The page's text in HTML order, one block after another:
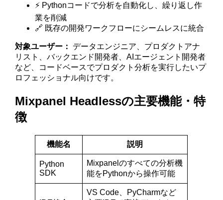
⚡ Pythonコードで分析を自動化し、繰り返し作
業を削減
🔗 既存の開発ワークフローにシームレスに統合
対象ユーザー：
データエンジニア、プロダクトアナ
リスト、バックエンド開発者、AIエージェント開発者
など、コードベースでプロダクト分析を実行したいプ
ロフェッショナル向けです。
Mixpanel Headlessの主要機能・特
徴
機能名 説明
Python
SDK
Mixpanelのすべての分析機
能をPythonから操作可能
VS Code、PyCharmなど